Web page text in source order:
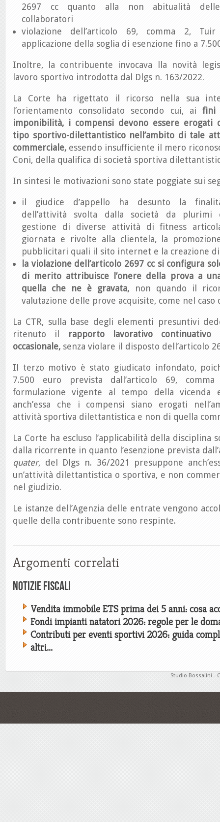
2697 cc quanto alla non abitualità
collaboratori
violazione dell’articolo 69, comma 2,
applicazione della soglia di esenzione fino a
Inoltre, la contribuente invocava lla novità
lavoro sportivo introdotta dal Dlgs n. 163/2022.
La Corte ha rigettato il ricorso nella sua
l’orientamento consolidato secondo cui, aifini
imponibilità, i compensi devono essere erogati
tipo sportivo-dilettantistico nell’ambito di tale
commerciale, essendo insufficiente il mero
Coni, della qualifica di società sportiva
In sintesi le motivazioni sono state poggiate sui
il giudice d’appello ha desunto la
dell’attività svolta dalla società da
gestione di diverse attività di fitness
giornata e rivolte alla clientela, la
pubblicitari quali il sito internet e la creazione
la violazione dell’articolo 2697 cc si configura
di merito attribuisce l’onere della prova a
quella che ne è gravata, non quando il
valutazione delle prove acquisite, come nel caso
La CTR, sulla base degli elementi presuntivi
ritenuto il
rapporto lavorativo
occasionale, senza violare il disposto dell’articolo
Il terzo motivo è stato giudicato infondato,
7.500 euro prevista dall’articolo 69,
formulazione vigente al tempo della vicenda
anch’essa che i compensi siano erogati
attività sportiva dilettantistica e non di quella
La Corte ha escluso l’applicabilità della disciplina
dalla ricorrente in quanto l’esenzione prevista
quater, del Dlgs n. 36/2021 presuppone
un’attività dilettantistica o sportiva, e non
nel giudizio.
Le istanze dell’Agenzia delle entrate vengono
quelle della contribuente sono respinte.
Argomenti correlati
Notizie Fiscali
Vendita immobile ETS prima dei 5 anni: cosa
Fondi impianti natatori 2026: regole per le
Contributi per eventi sportivi 2026: guida
altri...
Studio Bossalini -